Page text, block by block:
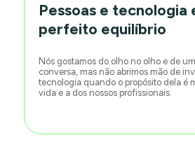
Pessoas e tecnologia
perfeito equilíbrio
Nós gostamos do olho no olho e de
conversa, mas não abrimos mão de
tecnologia quando o propósito dela é
vida e a dos nossos profissionais.